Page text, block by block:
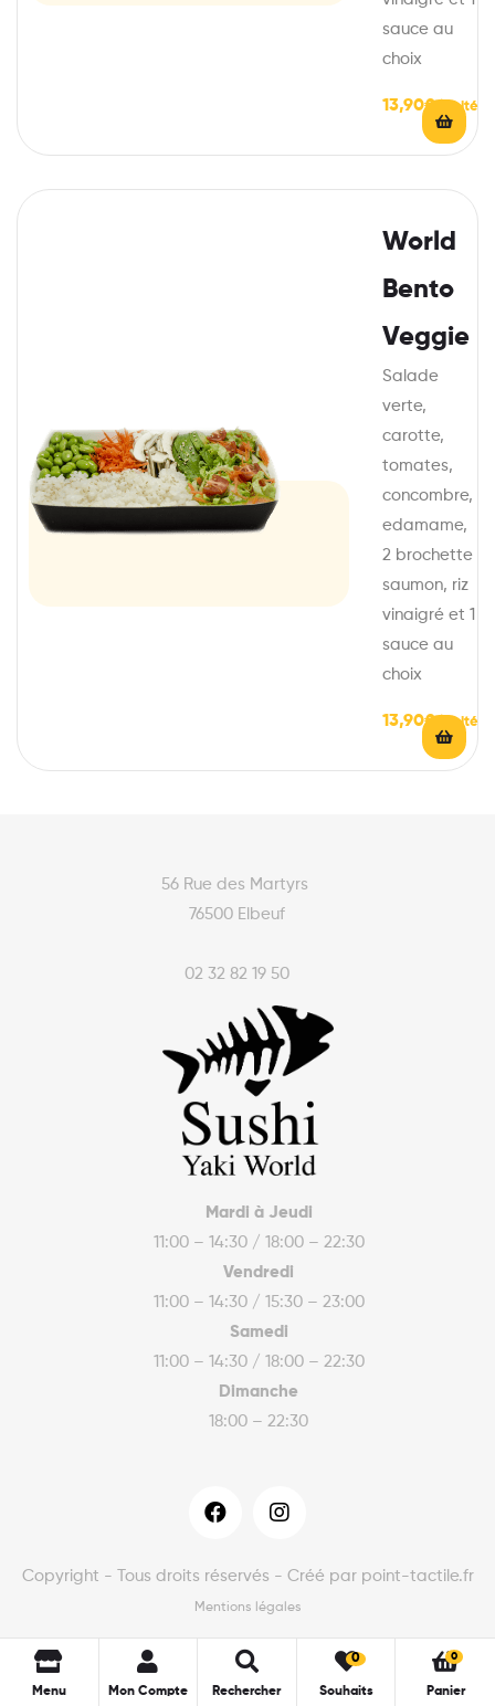
sauce au
choix
13,90€
World
Bento
Veggie
Salade
verte,
carotte,
tomates,
concombre,
edamame,
2 brochette
saumon, riz
vinaigré et 1
sauce au
choix
13,90€
56 Rue des Martyrs
76500 Elbeuf
02 32 82 19 50
Mardi à Jeudi
11:00 – 14:30 / 18:00 – 22:30
Vendredi
11:00 – 14:30 / 15:30 – 23:00
Samedi
11:00 – 14:30 / 18:00 – 22:30
Dimanche
18:00 – 22:30
Copyright - Tous droits réservés - Créé par point-tactile.fr
Mentions légales
Menu Mon Compte Rechercher Souhaits
0 0
Panier